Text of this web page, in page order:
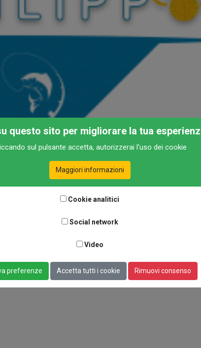
questo sito per migliorare la tua
sul pulsante accetta, autorizzerai l'uso dei cookie
Maggiori informazioni
Cookie analitici
Social network
Video
preferenze Accetta tutti i cookie Rimuovi consenso